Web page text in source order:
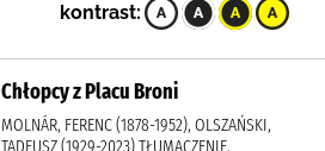
kontrast:
Chłopcy z Placu Broni
MOLNÁR, FERENC (1878-1952), OLSZAŃSKI,
TADEUSZ (1929-2023) TŁUMACZENIE,